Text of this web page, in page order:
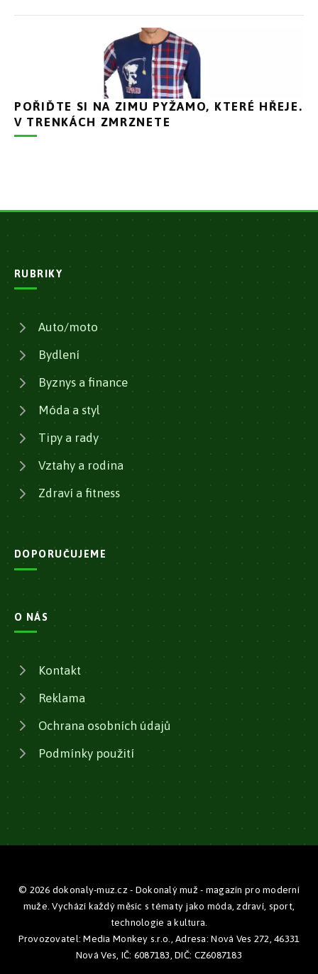
POŘIĎTE SI NA ZIMU PYŽAMO, KTERÉ HŘEJE.
V TRENKÁCH ZMRZNETE
RUBRIKY
Auto/moto
Bydlení
Byznys a finance
Móda a styl
Tipy a rady
Vztahy a rodina
Zdraví a fitness
DOPORUČUJEME
O NÁS
Kontakt
Reklama
Ochrana osobních údajů
Podmínky použití
© 2026 dokonaly-muz.cz - Dokonalý muž - magazín pro moderní
muže. Vychází každý měsíc s tématy jako móda, zdraví, sport,
technologie a kultura.
Provozovatel: Media Monkey s.r.o., Adresa: Nová Ves 272, 46331
Nová Ves, IČ: 6087183, DIČ: CZ6087183